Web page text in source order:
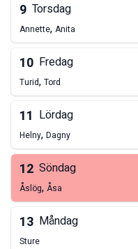
9 Torsdag
Annette, Anita
10 Fredag
Turid, Tord
11 Lördag
Helny, Dagny
12 Söndag
Åslög, Åsa
13 Måndag
Sture